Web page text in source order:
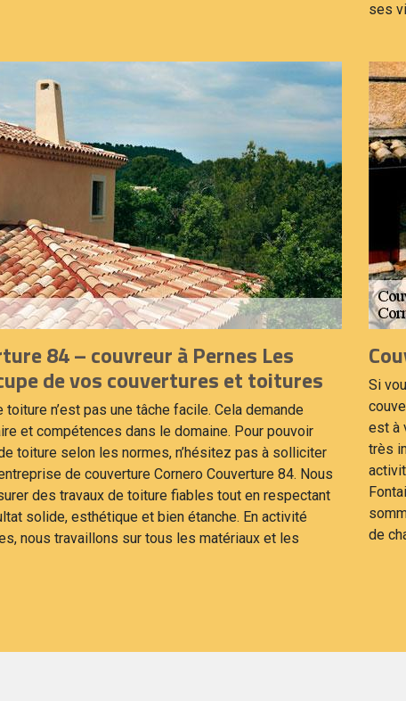
ses
84 – couvreur à Pernes Les
de vos couvertures et toitures
n’est pas une tâche facile. Cela demande
et compétences dans le domaine. Pour pouvoir
toiture selon les normes, n’hésitez pas à solliciter
de couverture Cornero Couverture 84. Nous
des travaux de toiture fiables tout en respectant
solide, esthétique et bien étanche. En activité
nous travaillons sur tous les matériaux et les
Si
est à
très
de